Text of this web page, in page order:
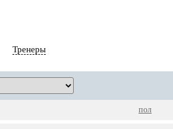
Тренеры
пол